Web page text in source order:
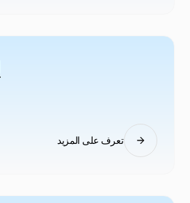
تعرف على المزيد